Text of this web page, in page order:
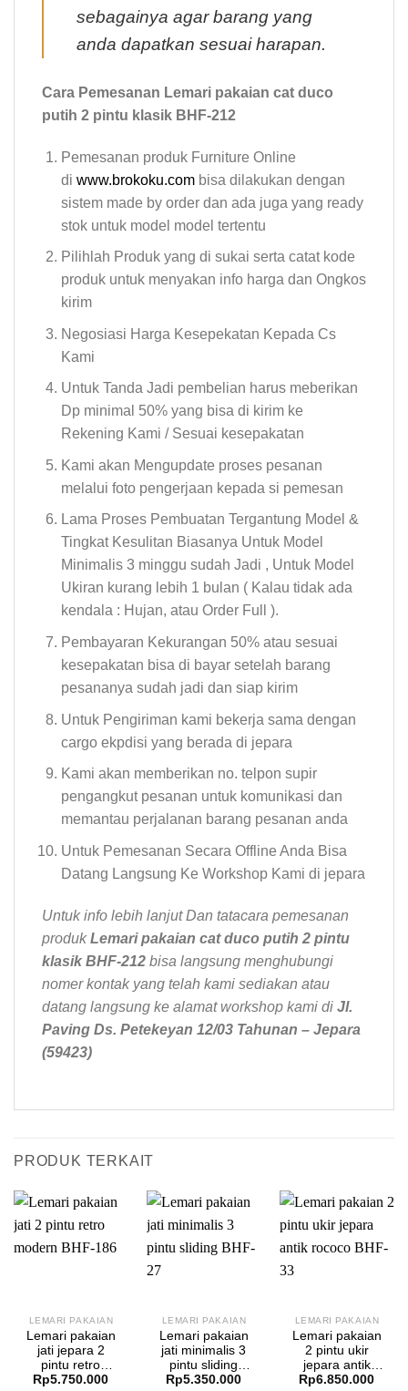
sebagainya agar barang yang
anda dapatkan sesuai harapan.
Cara Pemesanan Lemari pakaian cat duco
putih 2 pintu klasik BHF-212
Pemesanan produk Furniture Online
di www.brokoku.combisa dilakukan dengan
sistem made by order dan ada juga yang ready
stok untuk model model tertentu
Pilihlah Produk yang di sukai serta catat kode
produk untuk menyakan info harga dan Ongkos
kirim
Negosiasi Harga Kesepekatan Kepada Cs
Kami
Untuk Tanda Jadi pembelian harus meberikan
Dp minimal 50% yang bisa di kirim ke
Rekening Kami / Sesuai kesepakatan
Kami akan Mengupdate proses pesanan
melalui foto pengerjaan kepada si pemesan
Lama Proses Pembuatan Tergantung Model &
Tingkat Kesulitan Biasanya Untuk Model
Minimalis 3 minggu sudah Jadi , Untuk Model
Ukiran kurang lebih 1 bulan ( Kalau tidak ada
kendala : Hujan, atau Order Full ).
Pembayaran Kekurangan 50% atau sesuai
kesepakatan bisa di bayar setelah barang
pesananya sudah jadi dan siap kirim
Untuk Pengiriman kami bekerja sama dengan
cargo ekpdisi yang berada di jepara
Kami akan memberikan no. telpon supir
pengangkut pesanan untuk komunikasi dan
memantau perjalanan barang pesanan anda
Untuk Pemesanan Secara Offline Anda Bisa
Datang Langsung Ke Workshop Kami di jepara
Untuk info lebih lanjut Dan tatacara pemesanan
produkLemari pakaian cat duco putih 2 pintu
klasik BHF-212 bisa langsung menghubungi
nomer kontak yang telah kami sediakan atau
datang langsung ke alamat workshop kami di Jl.
Paving Ds. Petekeyan 12/03 Tahunan – Jepara
(59423)
PRODUK TERKAIT
LEMARI PAKAIAN
Lemari pakaian
jati jepara 2
pintu retro
modern BHF-
Rp5.750.000
LEMARI PAKAIAN
Lemari pakaian
jati minimalis 3
pintu sliding
BHF-27
Rp5.350.000
LEMARI PAKAIAN
Lemari pakaian
2 pintu ukir
jepara antik
rococo BHF-33
Rp6.850.000